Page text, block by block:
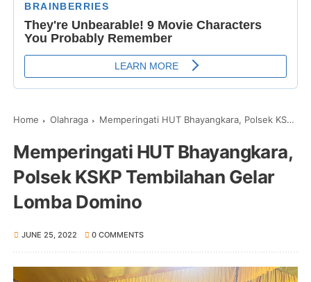
Home Olahraga Memperingati HUT Bhayangkara, Polsek KSKP Tembilahan Gelar Lomba Domino
Memperingati HUT Bhayangkara,
Polsek KSKP Tembilahan Gelar
Lomba Domino
JUNE 25, 2022 0 COMMENTS